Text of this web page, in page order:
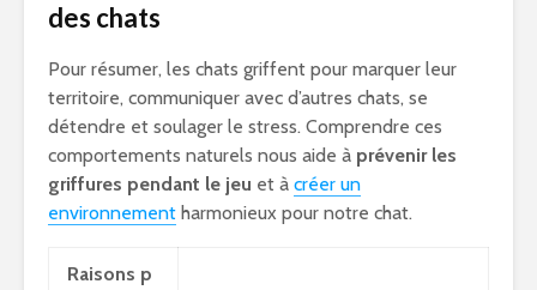
des chats
Pour résumer, les chats griffent pour marquer leur
territoire, communiquer avec d’autres chats, se
détendre et soulager le stress. Comprendre ces
comportements naturels nous aide à prévenir les
griffures pendant le jeu et à créer un
environnement harmonieux pour notre chat.
Raisons p